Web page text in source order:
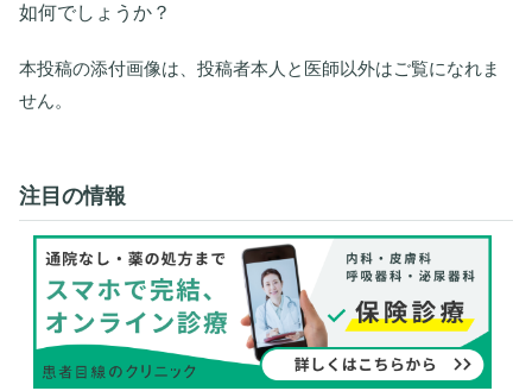
如何でしょうか？
本投稿の添付画像は、投稿者本人と医師以外はご覧になれま
せん。
注目の情報